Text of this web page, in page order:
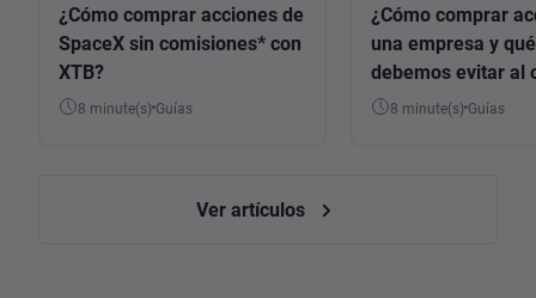
¿Cómo comprar acciones de
SpaceX sin comisiones* con
XTB?
8 minute(s) Guías
¿Cómo comprar
una empresa y
debemos evitar al
8 minute(s) Guías
Ver artículos